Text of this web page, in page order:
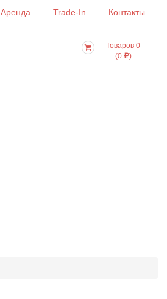
Аренда Trade-In Контакты
Товаров 0
(0
)